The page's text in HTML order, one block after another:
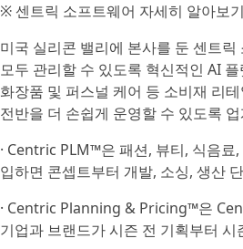
※ 센트릭 소프트웨어 자세히 알아
미국 실리콘 밸리에 본사를 둔 센트
모두 관리할 수 있도록 혁신적인 AI
화장품 및 퍼스널 케어 등 소비재 리
전반을 더 손쉽게 운영할 수 있도록
· Centric PLM™은 패션, 뷰티, 식음
입하면 콘셉트부터 개발, 소싱, 생산
· Centric Planning & Pricing™은
기업과 브랜드가 시즌 전 기획부터